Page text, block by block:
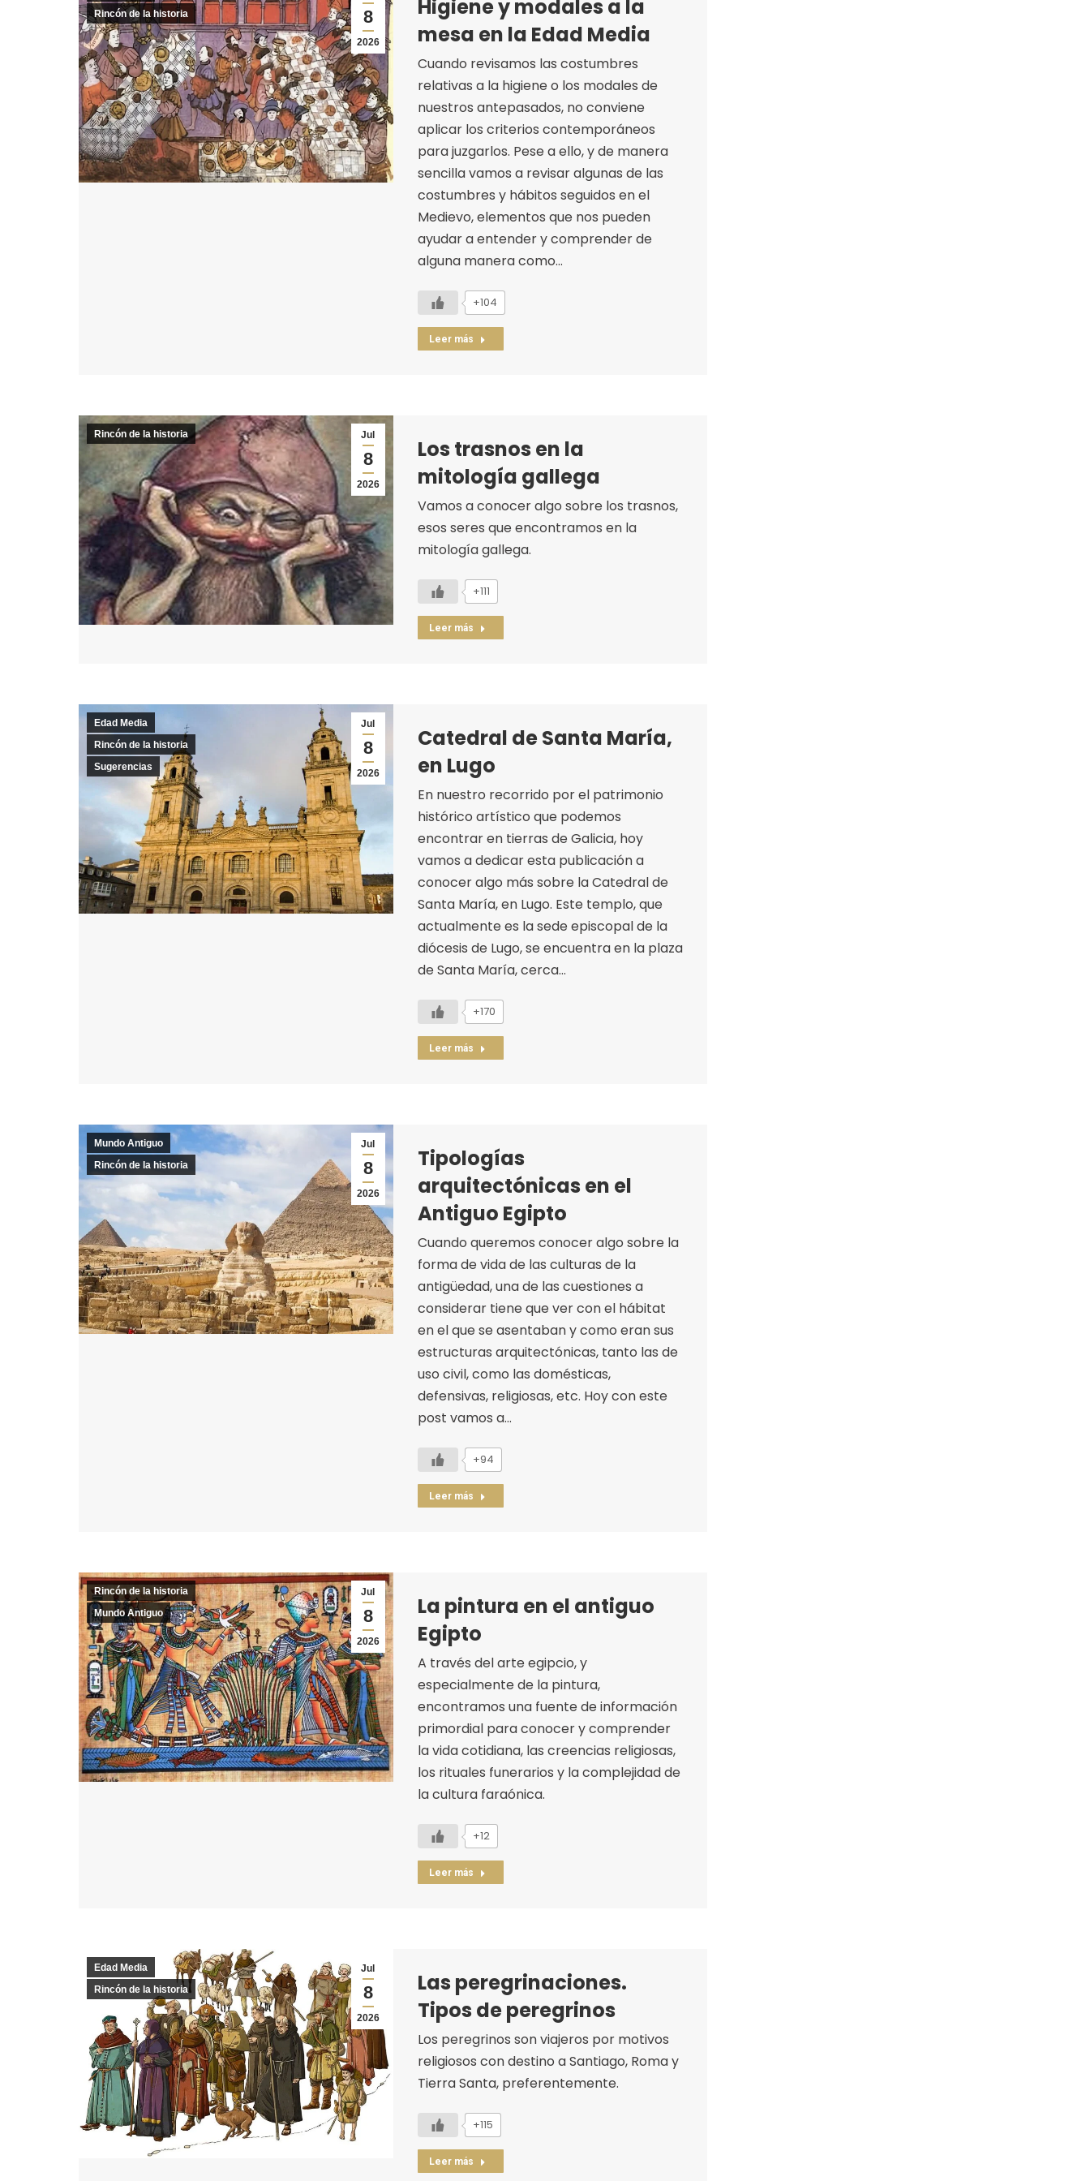
8
2026
Rincón de la historia
Higiene y modales a la
mesa en la Edad Media
Cuando revisamos las costumbres
relativas a la higiene o los modales de
nuestros antepasados, no conviene
aplicar los criterios contemporáneos
para juzgarlos. Pese a ello, y de manera
sencilla vamos a revisar algunas de las
costumbres y hábitos seguidos en el
Medievo, elementos que nos pueden
ayudar a entender y comprender de
alguna manera como…
+104
Leer más
Jul
8
2026
Rincón de la historia
Los trasnos en la
mitología gallega
Vamos a conocer algo sobre los trasnos,
esos seres que encontramos en la
mitología gallega.
+111
Leer más
Jul
8
2026
Edad Media
Rincón de la historia
Sugerencias
Catedral de Santa María,
en Lugo
En nuestro recorrido por el patrimonio
histórico artístico que podemos
encontrar en tierras de Galicia, hoy
vamos a dedicar esta publicación a
conocer algo más sobre la Catedral de
Santa María, en Lugo. Este templo, que
actualmente es la sede episcopal de la
diócesis de Lugo, se encuentra en la plaza
de Santa María, cerca…
+170
Leer más
Jul
8
2026
Mundo Antiguo
Rincón de la historia
Tipologías
arquitectónicas en el
Antiguo Egipto
Cuando queremos conocer algo sobre la
forma de vida de las culturas de la
antigüedad, una de las cuestiones a
considerar tiene que ver con el hábitat
en el que se asentaban y como eran sus
estructuras arquitectónicas, tanto las de
uso civil, como las domésticas,
defensivas, religiosas, etc. Hoy con este
post vamos a…
+94
Leer más
Jul
8
2026
Rincón de la historia
Mundo Antiguo
La pintura en el antiguo
Egipto
A través del arte egipcio, y
especialmente de la pintura,
encontramos una fuente de información
primordial para conocer y comprender
la vida cotidiana, las creencias religiosas,
los rituales funerarios y la complejidad de
la cultura faraónica.
+12
Leer más
Jul
8
2026
Edad Media
Rincón de la historia
Las peregrinaciones.
Tipos de peregrinos
Los peregrinos son viajeros por motivos
religiosos con destino a Santiago, Roma y
Tierra Santa, preferentemente.
+115
Leer más